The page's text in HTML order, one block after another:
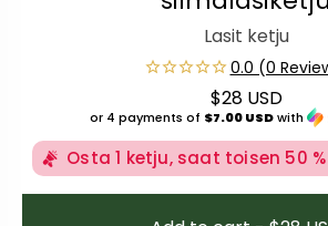
Lasit ketju
Normaali hinta
$28 USD
or 4 payments of $7.00 USDwith
Osta 1 ketju, saat toisen 50